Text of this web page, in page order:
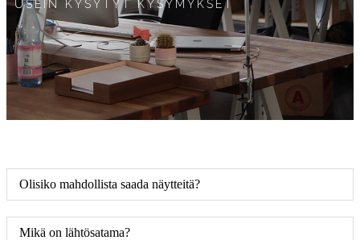
USEIN KYSYTYT KYSYMYKSET
Olisiko mahdollista saada näytteitä?
Mikä on lähtösatama?